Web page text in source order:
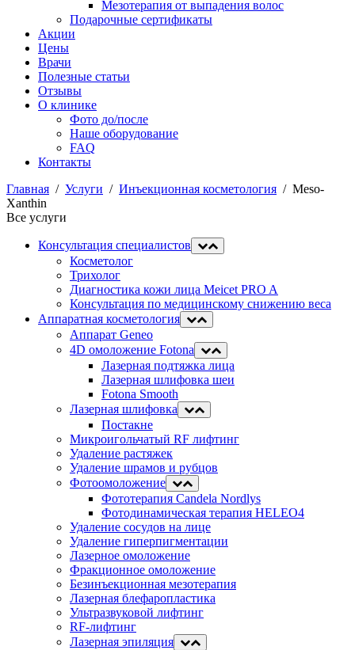
Мезотерапия от выпадения волос
Подарочные сертификаты
Акции
Цены
Врачи
Полезные статьи
Отзывы
О клинике
Фото до/после
Наше оборудование
FAQ
Контакты
Главная / Услуги / Инъекционная косметология / Meso-
Xanthin
Все услуги
Консультация специалистов
Косметолог
Трихолог
Диагностика кожи лица Meicet PRO A
Консультация по медицинскому снижению веса
Аппаратная косметология
Аппарат Geneo
4D омоложение Fotona
Лазерная подтяжка лица
Лазерная шлифовка шеи
Fotona Smooth
Лазерная шлифовка
Постакне
Микроигольчатый RF лифтинг
Удаление растяжек
Удаление шрамов и рубцов
Фотоомоложение
Фототерапия Candela Nordlys
Фотодинамическая терапия HELEO4
Удаление сосудов на лице
Удаление гиперпигментации
Лазерное омоложение
Фракционное омоложение
Безинъекционная мезотерапия
Лазерная блефаропластика
Ультразвуковой лифтинг
RF-лифтинг
Лазерная эпиляция